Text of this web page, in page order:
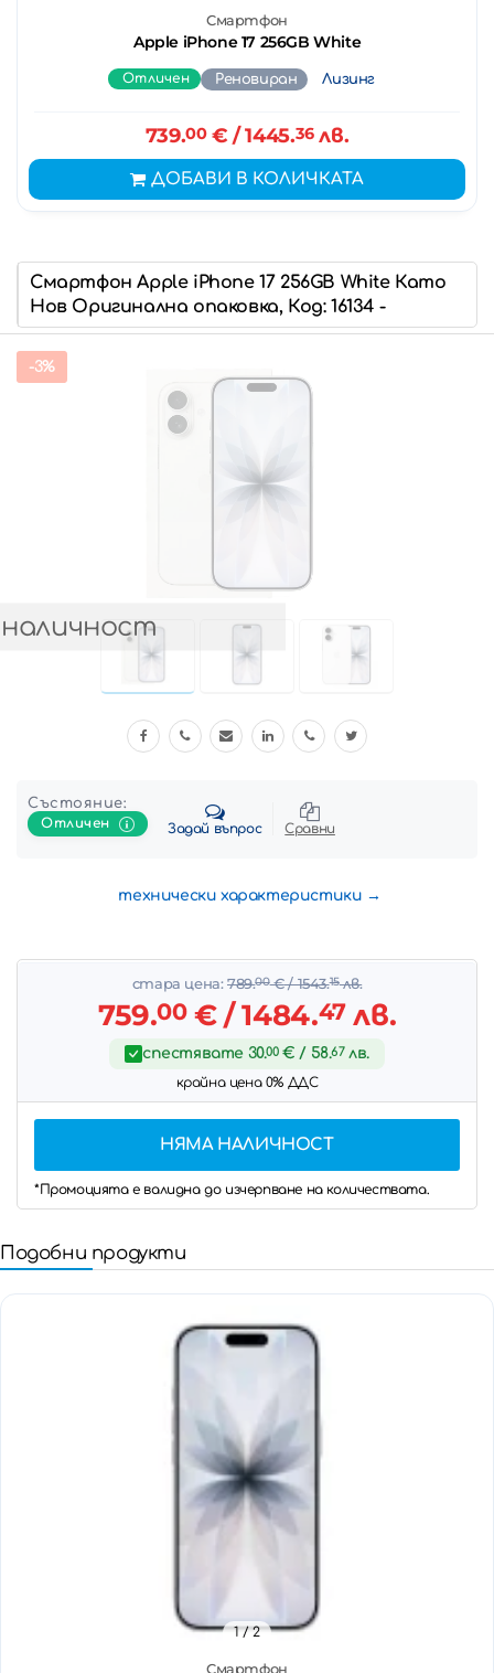
Смартфон
Apple iPhone 17 256GB White
Отличен Реновиран Лизинг
739.00€ / 1445.36лв.
ДОБАВИ В КОЛИЧКАТА
Смартфон Apple iPhone 17 256GB White Като
Нов Оригинална опаковка, Код: 16134 -
-3%
Състояние:
Отличен
Задай въпрос Сравни
технически характеристики
стара цена:789.00€/ 1543.15лв.
759.00€/ 1484.47лв.
спестявате 30.00€ / 58.67лв.
крайна цена 0% ДДС
НЯМА НАЛИЧНОСТ
*Промоцията е валидна до изчерпване на количествата.
Подобни продукти
Смартфон
1/ 2